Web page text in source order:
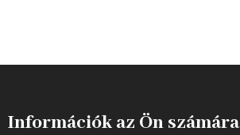
Információk az Ön számára